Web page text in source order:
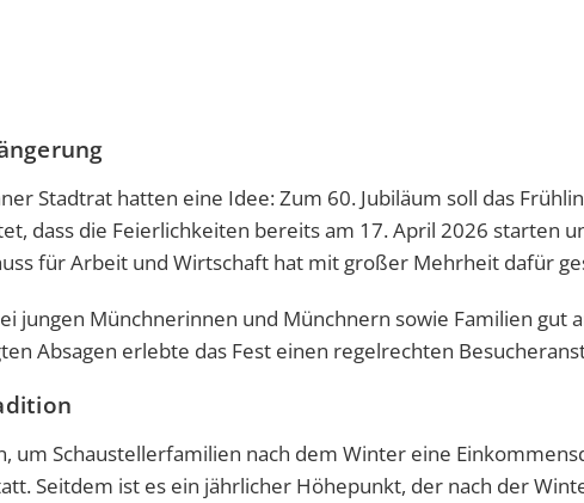
Stadtrat hatten eine Idee: Zum 60. Jubiläum soll das
dass die Feierlichkeiten bereits am 17. April 2026 starten
für Arbeit und Wirtschaft hat mit großer Mehrheit dafür
jungen Münchnerinnen und Münchnern sowie Familien gut
Absagen erlebte das Fest einen regelrechten
um Schaustellerfamilien nach dem Winter eine
Seitdem ist es ein jährlicher Höhepunkt, der nach der